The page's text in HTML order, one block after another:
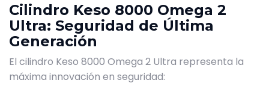
Cilindro Keso 8000 Omega 2
Ultra: Seguridad de Última
Generación
El cilindro Keso 8000 Omega 2 Ultra representa la
máxima innovación en seguridad: